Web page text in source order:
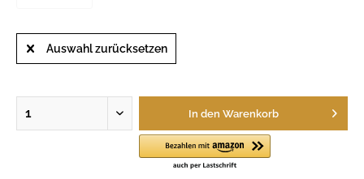
Auswahl zurücksetzen
In den Warenkorb